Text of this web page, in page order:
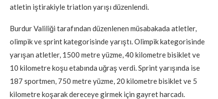
atletin iştirakiyle triatlon yarışı düzenlendi.
Burdur Valiliği tarafından düzenlenen müsabakada atletler,
olimpik ve sprint kategorisinde yarıştı. Olimpik kategorisinde
yarışan atletler, 1500 metre yüzme, 40 kilometre bisiklet ve
10 kilometre koşu etabında uğraş verdi. Sprint yarışında ise
187 sportmen, 750 metre yüzme, 20 kilometre bisiklet ve 5
kilometre koşarak dereceye girmek için gayret harcadı.